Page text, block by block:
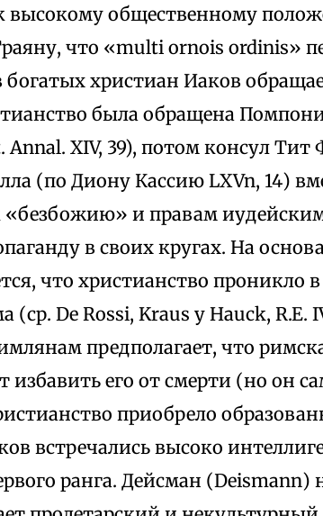
высокому общественному
что «multi ornois ordinis»
христиан Иаков
была обращена
Annal. XIV, 39), потом консул
(по Диону Кассию LXVn, 14)
«безбожию» и правам
в своих кругах. На
что христианство
(ср. De Rossi, Kraus у Hauck, R.E.
предполагает, что
избавить его от смерти (но он
приобрело
встречались высоко
ранга. Дейсман (Deismann)